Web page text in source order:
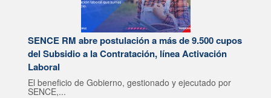
SENCE RM abre postulación a más de 9.500 cupos
del Subsidio a la Contratación, línea Activación
Laboral
El beneficio de Gobierno, gestionado y ejecutado por
SENCE,...